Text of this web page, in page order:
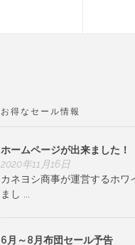
お得なセール情報
ホームページが出来ました！
2020年11月16日
カネヨシ商事が運営するホ
まし ...
6月～8月布団セール予告